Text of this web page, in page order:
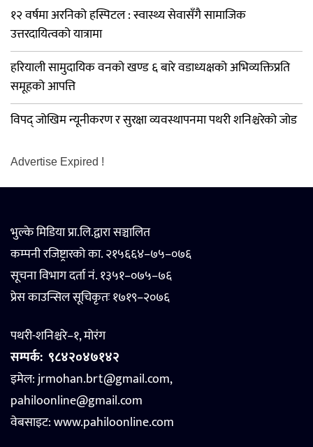
१२ वर्षमा अरनिको हस्पिटल : स्वास्थ्य सेवासँगै सामाजिक
उत्तरदायित्वको यात्रामा
हरियाली सामुदायिक वनको खण्ड ६ बारे वडाध्यक्षको अभिव्यक्तिप्रति
समूहको आपत्ति
विपद् जोखिम न्यूनीकरण र सुरक्षा व्यवस्थापनमा पथरी शनिश्चरेको जोड
Advertise Expired !
भुल्के मिडिया प्रा.लि.द्वारा सञ्चालित
कम्पनी रजिष्ट्रारको का. २१५६६४–७५–०७६
सूचना विभाग दर्ता नं. १३५१–०७५–७६
प्रेस काउन्सिल सूचिकृतः १७१९–२०७६
पथरी-शनिश्चरे–१, मोरंग
सम्पर्क: ९८४२०४७१४२
इमेल: jrmohan.brt@gmail.com,
pahiloonline@gmail.com
वेबसाइट:www.pahiloonline.com